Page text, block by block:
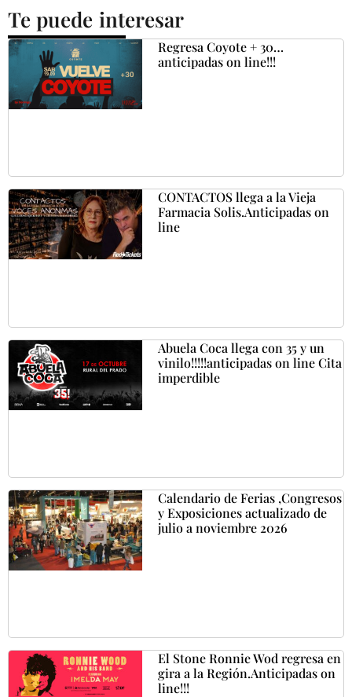
Te puede interesar
Regresa Coyote + 30…
anticipadas on line!!!
CONTACTOS llega a la Vieja
Farmacia Solis.Anticipadas on
line
Abuela Coca llega con 35 y un
vinilo!!!!!anticipadas on line Cita
imperdible
Calendario de Ferias ,Congresos
y Exposiciones actualizado de
julio a noviembre 2026
El Stone Ronnie Wod regresa en
gira a la Región.Anticipadas on
line!!!